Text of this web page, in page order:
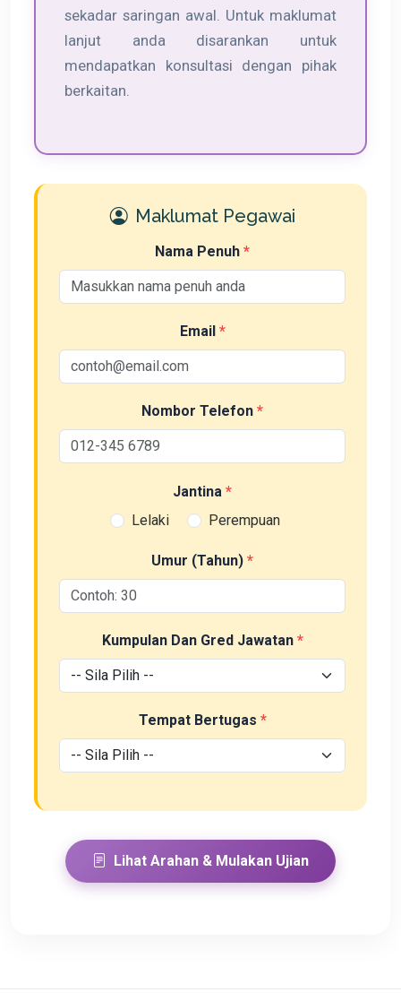
sekadar saringan awal. Untuk maklumat
lanjut anda disarankan untuk
mendapatkan konsultasi dengan pihak
berkaitan.
Maklumat Pegawai
Nama Penuh
Email
Nombor Telefon
Jantina
Lelaki
Perempuan
Umur (Tahun)
Kumpulan Dan Gred Jawatan
Tempat Bertugas
Lihat Arahan & Mulakan Ujian